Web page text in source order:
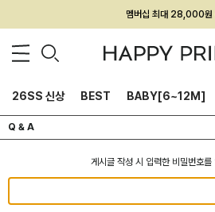
멤버십 최대 28,000원
26SS 신상 BEST BABY[6~12M]
Q & A
게시글 작성 시 입력한 비밀번호를